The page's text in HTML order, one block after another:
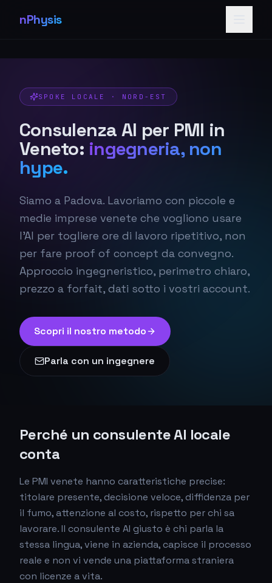
nPhysis
SPOKE LOCALE · NORD-EST
Consulenza AI per PMI in
Veneto: ingegneria, non
hype.
Siamo a Padova. Lavoriamo con piccole e
medie imprese venete che vogliono usare
l'AI per togliere ore di lavoro ripetitivo, non
per fare proof of concept da convegno.
Approccio ingegneristico, perimetro chiaro,
prezzo a forfait, dati sotto i vostri account.
Scopri il nostro metodo
Parla con un ingegnere
Perché un consulente AI locale
conta
Le PMI venete hanno caratteristiche precise:
titolare presente, decisione veloce, diffidenza per
il fumo, attenzione al costo, rispetto per chi sa
lavorare. Il consulente AI giusto è chi parla la
stessa lingua, viene in azienda, capisce il processo
reale e non vi vende una piattaforma straniera
con licenze a vita.